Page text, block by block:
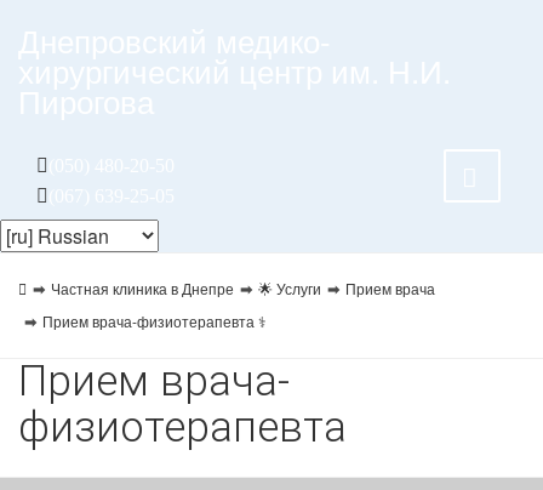
Частная клиника в Днепре 🌟 Услуги
Прием врача
Прием врача-физиотерапевта ⚕️
Прием врача-
физиотерапевта